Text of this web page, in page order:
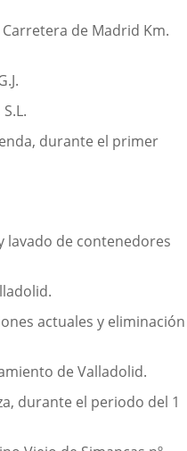
de Madrid Km.
durante el primer
de contenedores
actuales y eliminación
de Valladolid.
durante el periodo del 1